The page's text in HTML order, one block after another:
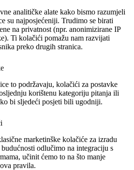
analitičke alate kako bismo razumjeli
su najposjećeniji. Trudimo se birati
na privatnost (npr. anonimizirane IP
Ti kolačići pomažu nam razvijati
preko drugih stranica.
to podržavaju, kolačići za postavke
korištenu kategoriju pitanja ili
bi sljedeći posjeti bili ugodniji.
marketinške kolačiće za izradu
odlučimo na integraciju s
učinit ćemo to na što manje
pravila.